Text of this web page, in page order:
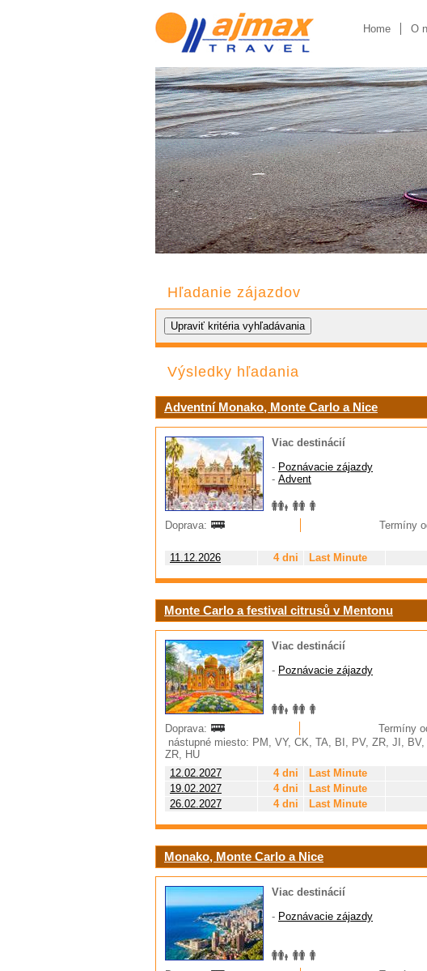
Home O
Hľadanie zájazdov
Výsledky hľadania
Adventní Monako, Monte Carlo a Nice
Viac destinácií
- Poznávacie zájazdy
- Advent
Doprava:
Termíny
11.12.2026 4 dni Last Minute
Monte Carlo a festival citrusů v Mentonu
Viac destinácií
- Poznávacie zájazdy
Doprava:
Termíny
nástupné miesto: PM, VY, CK, TA, BI, PV, ZR, JI,
ZR, HU
12.02.2027
4 dni Last Minute
19.02.2027
4 dni Last Minute
26.02.2027
4 dni Last Minute
Monako, Monte Carlo a Nice
Viac destinácií
- Poznávacie zájazdy